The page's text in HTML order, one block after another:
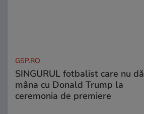
GSP.RO
SINGURUL fotbalist care nu dă
mâna cu Donald Trump la
ceremonia de premiere